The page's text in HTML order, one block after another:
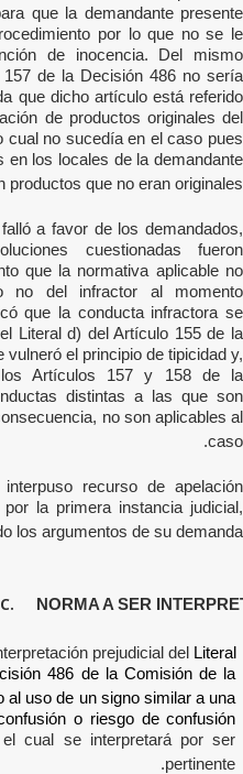
que la demandante presente
por lo que no se le
de inocencia. Del mismo
de la Decisión 486 no sería
que dicho artículo está referido
de productos originales del
cual no sucedía en el caso pues
en los locales de la demandante
productos que no eran originales.
a favor de los demandados,
cuestionadas fueron
que la normativa aplicable no
no del infractor al momento
que la conducta infractora se
Literal d) del Artículo 155 de la
vulneró el principio de tipicidad y,
los Artículos 157 y 158 de la
distintas a las que son
no son aplicables al
caso.
recurso de apelación
la primera instancia judicial,
los argumentos de su demanda.
C. NORMA A SER
prejudicial del
Literal
486 de la Comisión de la
al uso de un signo similar a una
o riesgo de confusión
el cual se interpretará por ser
pertinente.